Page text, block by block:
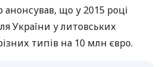
що у 2015 році
України у литовських
типів на 10 млн євро.